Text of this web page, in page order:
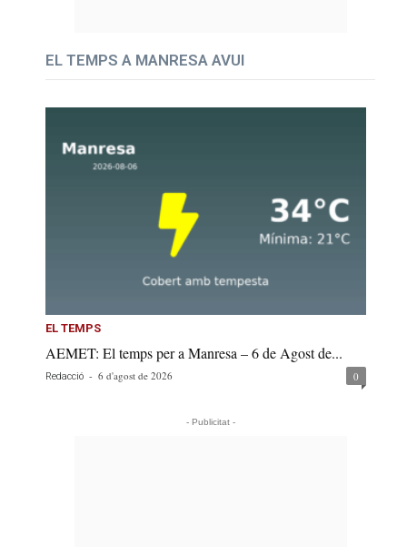
EL TEMPS A MANRESA AVUI
EL TEMPS
AEMET: El temps per a Manresa – 6 de Agost de...
Redacció - 6 d'agost de 2026 0
- Publicitat -